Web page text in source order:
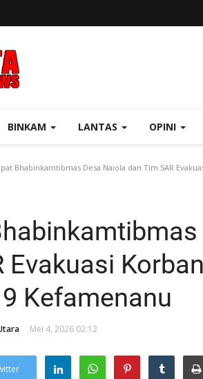
BINKAM LANTAS OPINI
Bhabinkamtibmas Desa Naiola dan Tim SAR
Evakuasi
Kefamenanu
Mei 4, 2026 02:12